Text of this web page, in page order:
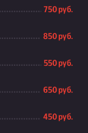
750 руб.
850 руб.
550 руб.
650 руб.
450 руб.